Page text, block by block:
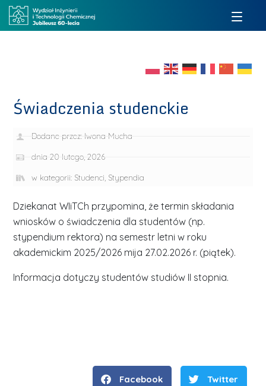
Świadczenia studenckie
Dodane przez: Iwona Mucha
dnia 20 lutego, 2026
w kategorii: Studenci, Stypendia
Dziekanat WIiTCh przypomina, że termin składania
wniosków o świadczenia dla studentów (np.
stypendium rektora) na semestr letni w roku
akademickim 2025/2026 mija 27.02.2026 r. (piątek).
Informacja dotyczy studentów studiów II stopnia.
Facebook Twitter